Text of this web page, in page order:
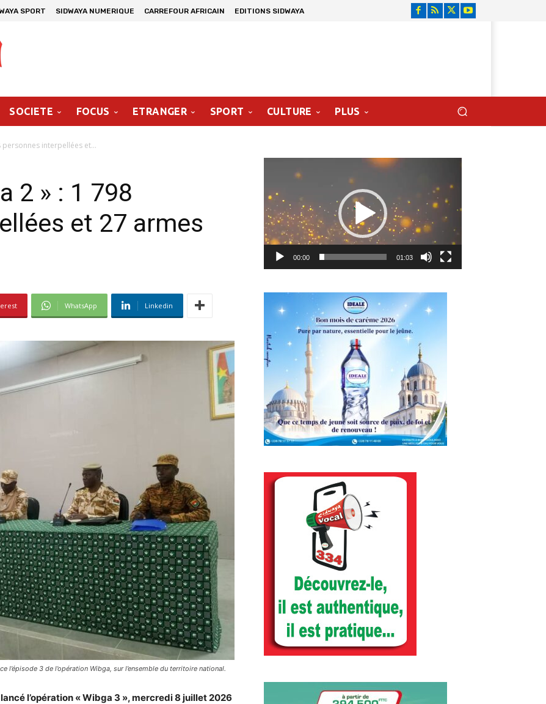
SPORT SIDWAYA NUMERIQUE CARREFOUR AFRICAIN EDITIONS SIDWAYA
SOCIETE FOCUS ETRANGER SPORT CULTURE PLUS
interpellées et...
2 » : 1 798
et 27 armes
WhatsApp Linkedin
l’épisode 3 de l’opération Wibga, sur l’ensemble du territoire national.
l’opération « Wibga 3 », mercredi 8 juillet 2026
00:00 01:03